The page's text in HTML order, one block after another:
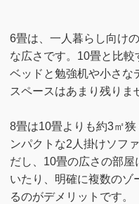
6畳は、一人暮らし向け
な広さです。10畳と比
ベッドと勉強机や小さな
スペースはあまり残りま
8畳は10畳よりも約3㎡
ンパクトな2人掛けソフ
だし、10畳の広さの部
いたり、明確に複数のゾ
るのがデメリットです。